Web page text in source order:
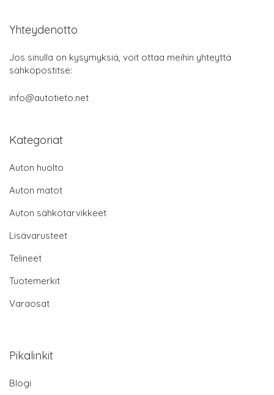
Yhteydenotto
Jos sinulla on kysymyksiä, voit ottaa meihin yhteyttä
sähköpostitse:
info@autotieto.net
Kategoriat
Auton huolto
Auton matot
Auton sähkötarvikkeet
Lisävarusteet
Telineet
Tuotemerkit
Varaosat
Pikalinkit
Blogi